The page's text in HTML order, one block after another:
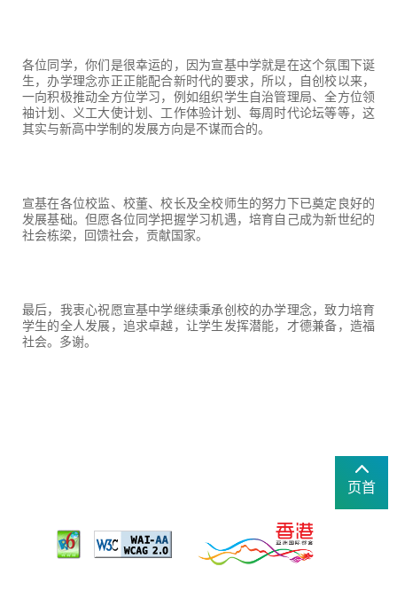
各位同学，你们是很幸运的，因为宣基中学就是在这个氛围下诞
生，办学理念亦正正能配合新时代的要求，所以，自创校以来，
一向积极推动全方位学习，例如组织学生自治管理局、全方位领
袖计划、义工大使计划、工作体验计划、每周时代论坛等等，这
其实与新高中学制的发展方向是不谋而合的。
宣基在各位校监、校董、校长及全校师生的努力下已奠定良好的
发展基础。但愿各位同学把握学习机遇，培育自己成为新世纪的
社会栋梁，回馈社会，贡献国家。
最后，我衷心祝愿宣基中学继续秉承创校的办学理念，致力培育
学生的全人发展，追求卓越，让学生发挥潜能，才德兼备，造福
社会。多谢。
页首